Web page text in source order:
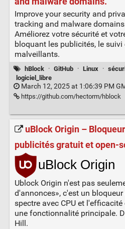
Improve your security and
tracking and malware
Améliorez votre sécurité et
bloquant les publicités, le
malveillants.
hBlock · GitHub · Linux ·
logiciel_libre
March 12, 2025 at 1:06:39 PM
https://github.com/hectorm/hblock
uBlock Origin –
publicités gratuit et open-
Ublock Origin n'est pas
d'annonces», c'est un
spectre avec CPU et
une fonctionnalité principale.
Hill.